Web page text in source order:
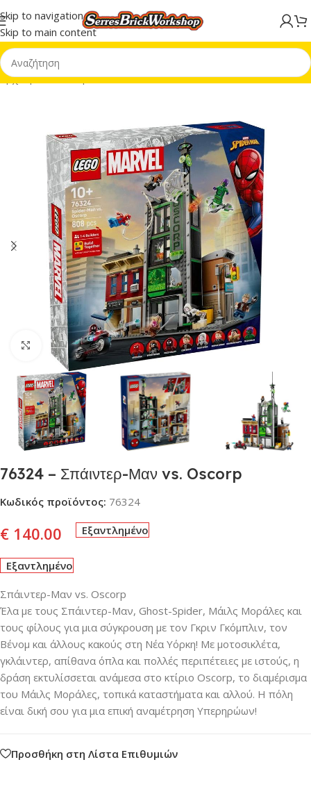
Skip to navigation
Skip to main content
Αρχική σελίδα/Super Heroes
Click to enlarge
76324 – Σπάιντερ-Μαν vs. Oscorp
Κωδικός προϊόντος: 76324
€ 140.00 Εξαντλημένο
Εξαντλημένο
Σπάιντερ-Μαν vs. Oscorp
Έλα με τους Σπάιντερ-Μαν, Ghost-Spider, Μάιλς Μοράλες και
τους φίλους για μια σύγκρουση με τον Γκριν Γκόμπλιν, τον
Βένομ και άλλους κακούς στη Νέα Υόρκη! Με μοτοσικλέτα,
γκλάιντερ, απίθανα όπλα και πολλές περιπέτειες με ιστούς, η
δράση εκτυλίσσεται ανάμεσα στο κτίριο Oscorp, το διαμέρισμα
του Μάιλς Μοράλες, τοπικά καταστήματα και αλλού. Η πόλη
είναι δική σου για μια επική αναμέτρηση Υπερηρώων!
Προσθήκη στη Λίστα Επιθυμιών